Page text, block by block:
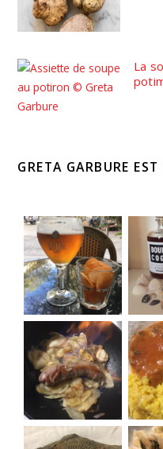
La
GRETA GARBURE